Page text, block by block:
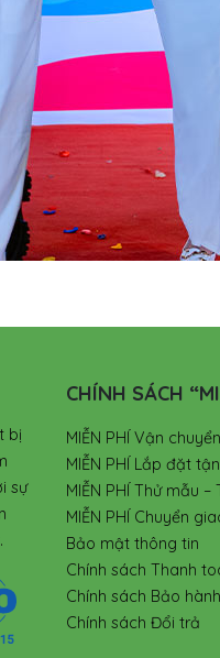
bị
sự
CHÍNH SÁCH
MIỄN PHÍ Vận
MIỄN PHÍ Lắp đặt
MIỄN PHÍ Thử mẫu –
MIỄN PHÍ Chuyển
Bảo mật thông tin
Chính sách Thanh
Chính sách Bảo hành
Chính sách Đổi trả